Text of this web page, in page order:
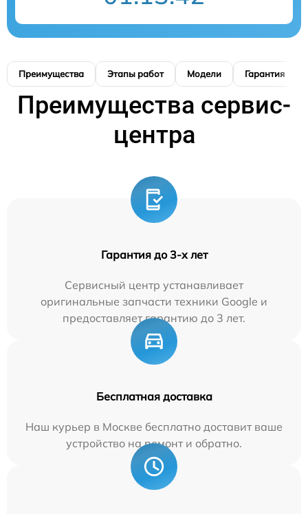
Преимущества Этапы работ Модели Гарантия
Преимущества сервис-
центра
Гарантия до 3-х лет
Сервисный центр устанавливает
оригинальные запчасти техники Google и
предоставляет гарантию до 3 лет.
Бесплатная доставка
Наш курьер в Москве бесплатно доставит ваше
устройство на ремонт и обратно.